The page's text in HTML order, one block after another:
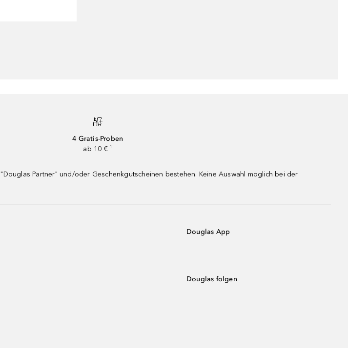
4 Gratis-Proben
ab 10 € ¹
Partner" und/oder Geschenkgutscheinen bestehen. Keine Auswahl möglich bei der
Douglas App
Douglas folgen